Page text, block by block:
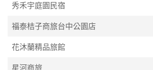
秀禾宇庭園民宿
福泰桔子商旅台中公園店
花沐蘭精品旅館
星河商旅